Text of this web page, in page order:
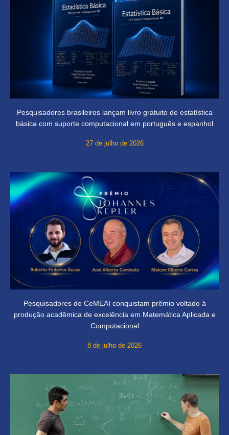
Pesquisadores brasileiros lançam livro gratuito de estatística
básica com suporte computacional em português e espanhol
27 de julho de 2026
Pesquisadores do CeMEAI conquistam prêmio voltado à
produção acadêmica de excelência em Matemática Aplicada e
Computacional
8 de julho de 2026